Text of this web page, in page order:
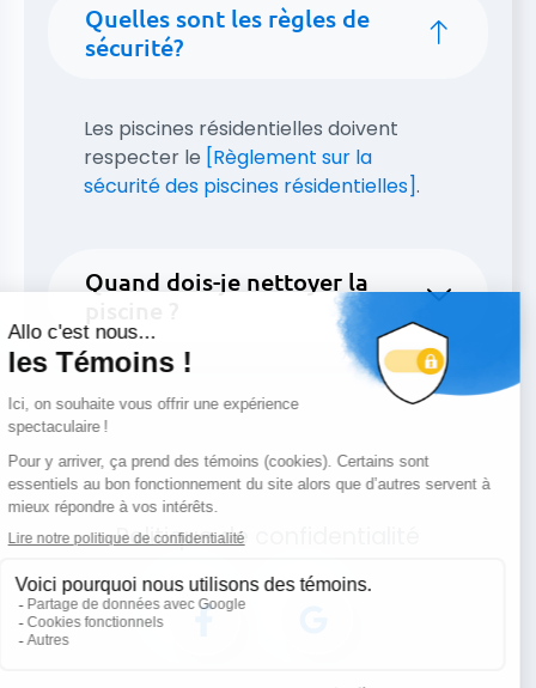
Quelles sont les règles de
sécurité?
Les piscines résidentielles doivent
respecter le [Règlement sur la
sécurité des piscines résidentielles].
Quand dois-je nettoyer la
Politique de confidentialité